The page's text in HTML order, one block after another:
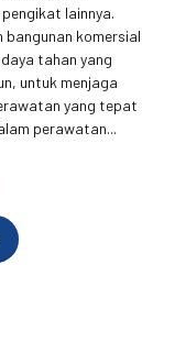
lainnya.
komersial
tahan yang
untuk menjaga
yang tepat
perawatan...